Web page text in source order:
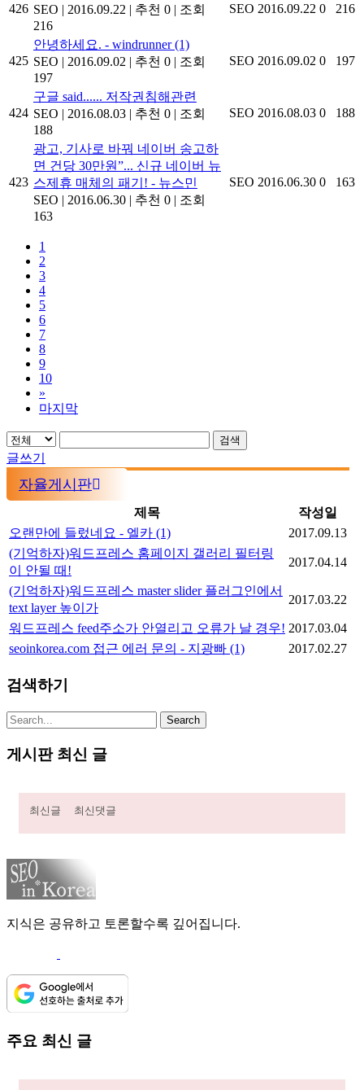
426 SEO | 2016.09.22 | 추천 0 | 조회
216
SEO 2016.09.22 0 216
425
안녕하세요. - windrunner(1)
SEO | 2016.09.02 | 추천 0 | 조회
197
SEO 2016.09.02 0 197
424
구글 said...... 저작권침해관련
SEO | 2016.08.03 | 추천 0 | 조회
188
SEO 2016.08.03 0 188
423
광고, 기사로 바꿔 네이버 송고하
면 건당 30만원”... 신규 네이버 뉴
스제휴 매체의 패기! - 뉴스민
SEO | 2016.06.30 | 추천 0 | 조회
163
SEO 2016.06.30 0 163
1
2
3
4
5
6
7
8
9
10
»
마지막
검색
글쓰기
자율게시판
제목
작성일
오랜만에 들렀네요 - 엘카 (1)
2017.09.13
(기억하자)워드프레스 홈페이지 갤러리 필터링
이 안될 때!
2017.04.14
(기억하자)워드프레스 master slider 플러그인에서
text layer 높이가
2017.03.22
워드프레스 feed주소가 안열리고 오류가 날 경우! 2017.03.04
seoinkorea.com 접근 에러 문의 - 지광빠 (1) 2017.02.27
검색하기
게시판 최신 글
최신글 최신댓글
지식은 공유하고 토론할수록 깊어집니다.
주요 최신 글